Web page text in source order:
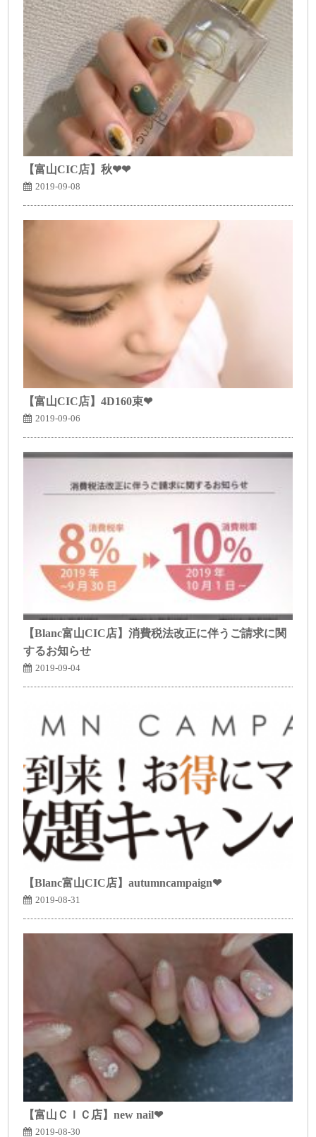
【富山CIC店】秋❤❤
2019-09-08
【富山CIC店】4D160束❤
2019-09-06
【Blanc富山CIC店】消費税法改正に伴うご請求に関
するお知らせ
2019-09-04
【Blanc富山CIC店】autumncampaign❤
2019-08-31
【富山ＣＩＣ店】new nail❤
2019-08-30